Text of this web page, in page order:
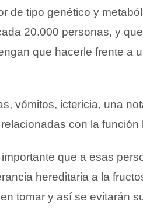
de tipo genético y
20.000 personas, y
que hacerle frente a
vómitos, ictericia, una
con la función
que a esas
hereditaria a la
tomar y así se evitarán